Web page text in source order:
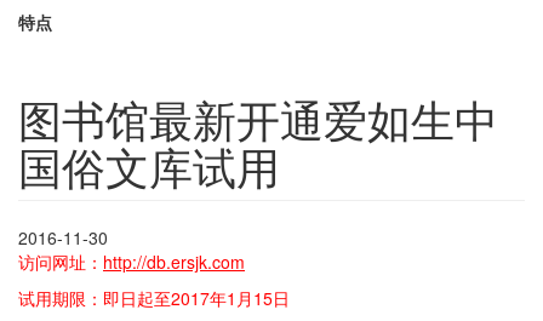
特点
图书馆最新开通爱如生中
国俗文库试用
2016-11-30
访问网址： http://db.ersjk.com
试用期限：即日起至2017年1月15日